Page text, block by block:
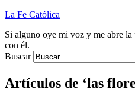
La Fe Católica
Si alguno oye mi voz y me abre la
con él.
Buscar
Artículos de ‘las